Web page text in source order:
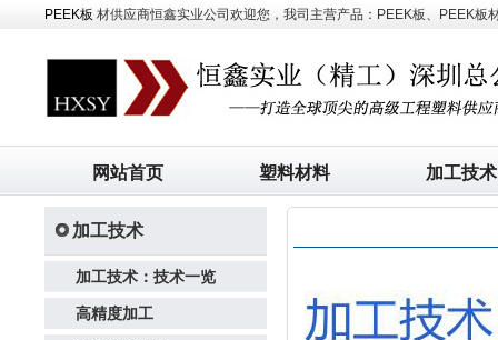
PEEK板 材供应商恒鑫实业公司欢迎您，我司主营产品：PEEK板、PEEK板
网站首页 塑料材料 加工技术
加工技术
加工技术：技术一览
高精度加工